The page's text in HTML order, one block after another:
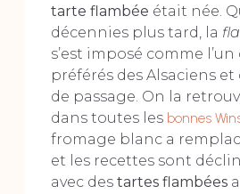
tarte flambée était née.
décennies plus tard, la
s’est imposé comme
préférés des Alsaciens
de passage. On la
dans toutes les bonnes
fromage blanc a
et les recettes sont
avec des tartes flambées